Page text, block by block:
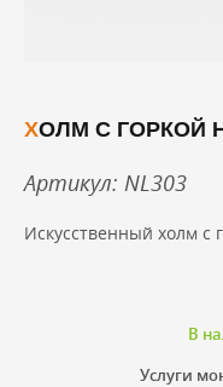
ХОЛМ С ГОРКОЙ
Артикул: NL303
Искусственный холм с
В
Услуги